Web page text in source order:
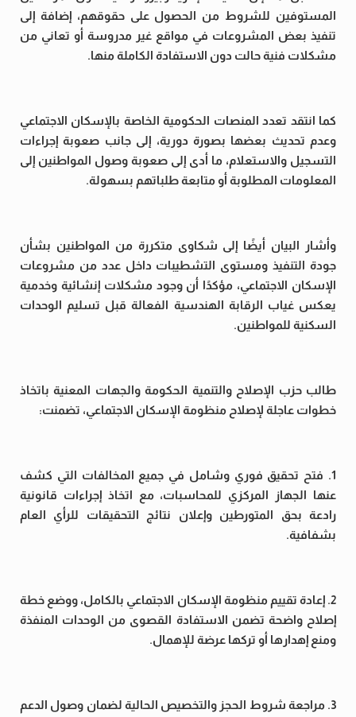
المستوفين للشروط من الحصول على حقوقهم، إضافة إلى
تنفيذ بعض المشروعات في مواقع غير مدروسة أو تعاني من
مشكلات فنية حالت دون الاستفادة الكاملة منها.
كما انتقد تعدد المنصات الحكومية الخاصة بالإسكان الاجتماعي
وعدم تحديث بعضها بصورة دورية، إلى جانب صعوبة إجراءات
التسجيل والاستعلام، ما أدى إلى صعوبة وصول المواطنين إلى
المعلومات المطلوبة أو متابعة طلباتهم بسهولة.
وأشار البيان أيضًا إلى شكاوى متكررة من المواطنين بشأن
جودة التنفيذ ومستوى التشطيبات داخل عدد من مشروعات
الإسكان الاجتماعي، مؤكدًا أن وجود مشكلات إنشائية وخدمية
يعكس غياب الرقابة الهندسية الفعالة قبل تسليم الوحدات
السكنية للمواطنين.
طالب حزب الإصلاح والتنمية الحكومة والجهات المعنية باتخاذ
خطوات عاجلة لإصلاح منظومة الإسكان الاجتماعي، تضمنت:
1. فتح تحقيق فوري وشامل في جميع المخالفات التي كشف
عنها الجهاز المركزي للمحاسبات، مع اتخاذ إجراءات قانونية
رادعة بحق المتورطين وإعلان نتائج التحقيقات للرأي العام
بشفافية.
2. إعادة تقييم منظومة الإسكان الاجتماعي بالكامل، ووضع خطة
إصلاح واضحة تضمن الاستفادة القصوى من الوحدات المنفذة
ومنع إهدارها أو تركها عرضة للإهمال.
3. مراجعة شروط الحجز والتخصيص الحالية لضمان وصول الدعم